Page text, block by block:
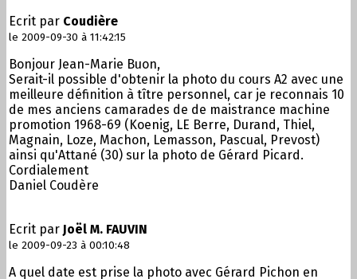
Ecrit par Coudière
le 2009-09-30 à 11:42:15
Bonjour Jean-Marie Buon,
Serait-il possible d'obtenir la photo du cours A2 avec une
meilleure définition à tître personnel, car je reconnais 10
de mes anciens camarades de de maistrance machine
promotion 1968-69 (Koenig, LE Berre, Durand, Thiel,
Magnain, Loze, Machon, Lemasson, Pascual, Prevost)
ainsi qu'Attané (30) sur la photo de Gérard Picard.
Cordialement
Daniel Coudère
Ecrit par Joël M. FAUVIN
le 2009-09-23 à 00:10:48
A quel date est prise la photo avec Gérard Pichon en